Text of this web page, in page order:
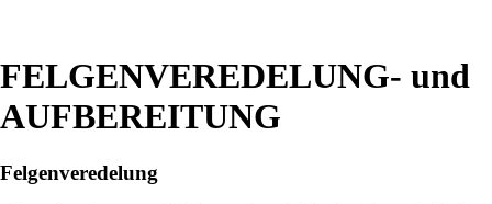
FELGENVEREDELUNG- und
AUFBEREITUNG
Felgenveredelung